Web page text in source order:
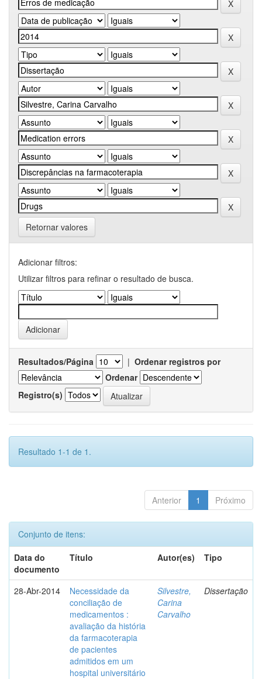
Retornar valores
Adicionar filtros:
Utilizar filtros para refinar o resultado de busca.
Resultados/Página | Ordenar registros por
Ordenar
Registro(s)
Resultado 1-1 de 1.
Anterior 1 Próximo
Conjunto de itens:
Data do
documento
Título Autor(es) Tipo
28-Abr-2014
Necessidade da
conciliação de
medicamentos :
avaliação da história
da farmacoterapia
de pacientes
admitidos em um
hospital universitário
Silvestre,
Carina
Carvalho
Dissertação